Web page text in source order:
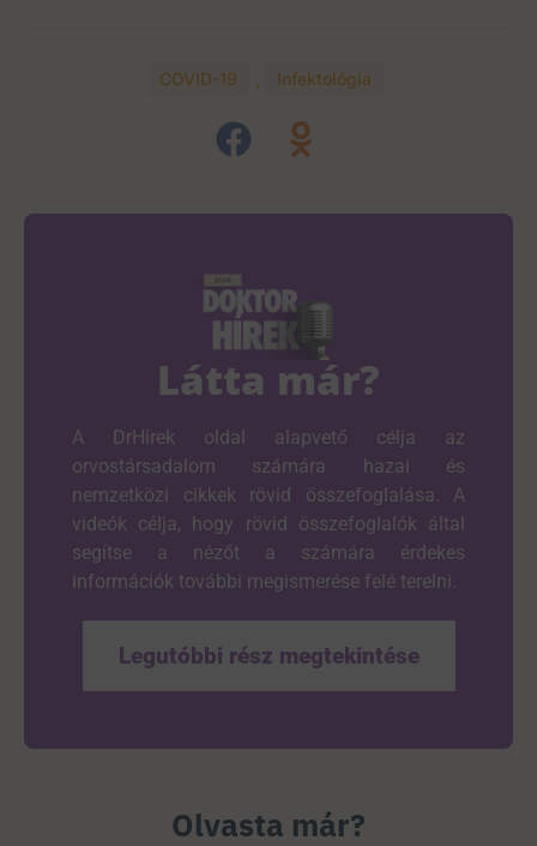
COVID-19 Infektológia
Látta már?
A DrHírek oldal alapvető célja az
orvostársadalom számára hazai és
nemzetközi cikkek rövid összefoglalása. A
videók célja, hogy rövid összefoglalók által
segítse a nézőt a számára érdekes
információk további megismerése felé terelni.
Legutóbbi rész megtekintése
Olvasta már?